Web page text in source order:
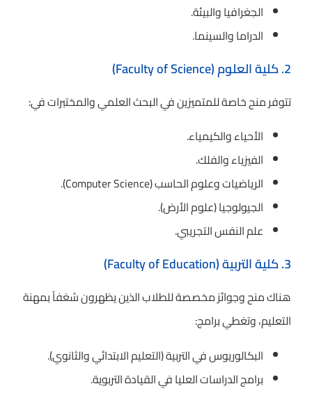
الجغرافيا والبيئة.
الدراما والسينما.
2. كلية العلوم (Faculty of Science)
تتوفر منح خاصة للمتميزين في البحث العلمي والمختبرات في:
الأحياء والكيمياء.
الفيزياء والفلك.
الرياضيات وعلوم الحاسب (Computer Science).
الجيولوجيا (علوم الأرض).
علم النفس التجريبي.
3. كلية التربية (Faculty of Education)
هناك منح وجوائز مخصصة للطلاب الذين يظهرون شغفاً بمهنة
التعليم، وتغطي برامج:
البكالوريوس في التربية (التعليم الابتدائي والثانوي).
برامج الدراسات العليا في القيادة التربوية.